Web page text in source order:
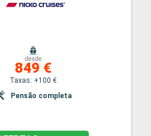
desde
849 €
Taxas: +100 €
Pensão completa